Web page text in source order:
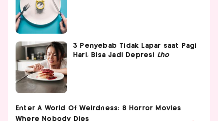
3 Penyebab Tidak Lapar saat Pagi
Hari, Bisa Jadi Depresi Lho